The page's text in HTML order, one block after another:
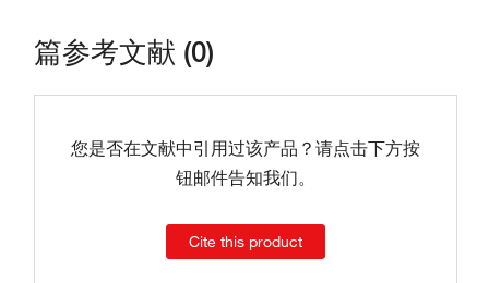
篇参考文献 (0)
您是否在文献中引用过该产品？请点击下方按
钮邮件告知我们。
Cite this product